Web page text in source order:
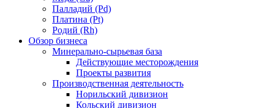
Палладий (Pd)
Платина (Pt)
Родий (Rh)
Обзор бизнеса
Минерально-сырьевая база
Действующие месторождения
Проекты развития
Производственная деятельность
Норильский дивизион
Кольский дивизион